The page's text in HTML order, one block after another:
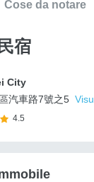
Cose da notare
宿
City
汽車路7號之5
4.5